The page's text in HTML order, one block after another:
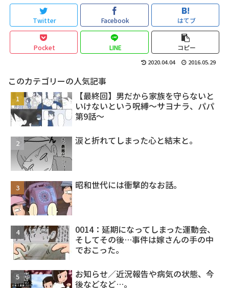
Twitter Facebook はてブ
Pocket LINE コピー
2020.04.04 2016.05.29
このカテゴリーの人気記事
【最終回】男だから家族を守らないと
いけないという呪縛～サヨナラ、パパ
第9話～
涙と折れてしまった心と結末と。
昭和世代には衝撃的なお話。
0014：延期になってしまった運動会、
そしてその後…事件は嫁さんの手の中
でおこった。
お知らせ／近況報告や病気の状態、今
後などなど…。